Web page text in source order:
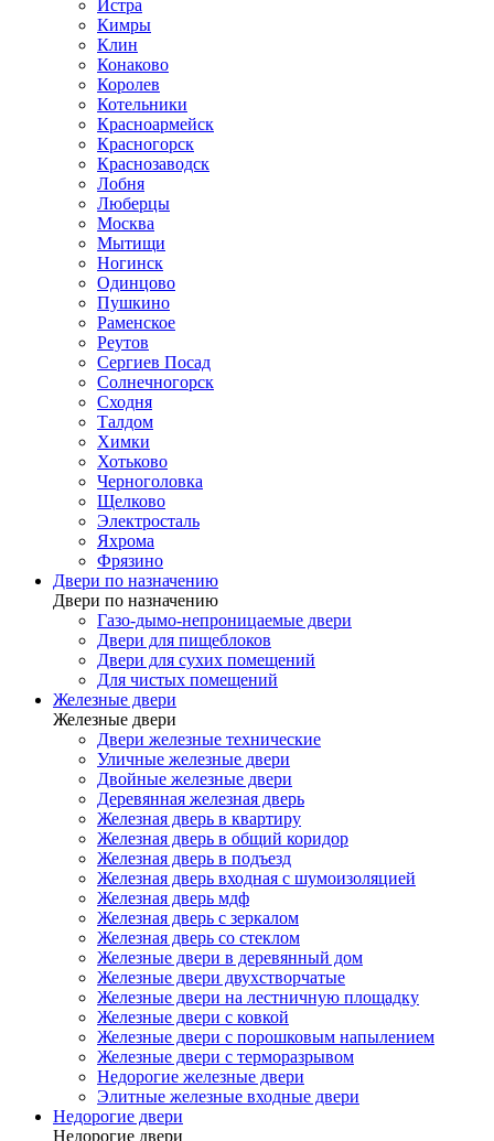
Истра
Кимры
Клин
Конаково
Королев
Котельники
Красноармейск
Красногорск
Краснозаводск
Лобня
Люберцы
Москва
Мытищи
Ногинск
Одинцово
Пушкино
Раменское
Реутов
Сергиев Посад
Солнечногорск
Сходня
Талдом
Химки
Хотьково
Черноголовка
Щелково
Электросталь
Яхрома
Фрязино
Двери по назначению
Двери по назначению
Газо-дымо-непроницаемые двери
Двери для пищеблоков
Двери для сухих помещений
Для чистых помещений
Железные двери
Железные двери
Двери железные технические
Уличные железные двери
Двойные железные двери
Деревянная железная дверь
Железная дверь в квартиру
Железная дверь в общий коридор
Железная дверь в подъезд
Железная дверь входная с шумоизоляцией
Железная дверь мдф
Железная дверь с зеркалом
Железная дверь со стеклом
Железные двери в деревянный дом
Железные двери двухстворчатые
Железные двери на лестничную площадку
Железные двери с ковкой
Железные двери с порошковым напылением
Железные двери с терморазрывом
Недорогие железные двери
Элитные железные входные двери
Недорогие двери
Недорогие двери